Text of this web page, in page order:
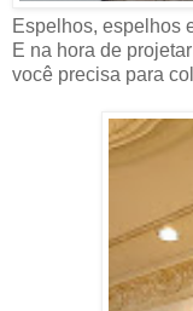
Espelhos, espelhos
E na hora de
você precisa para